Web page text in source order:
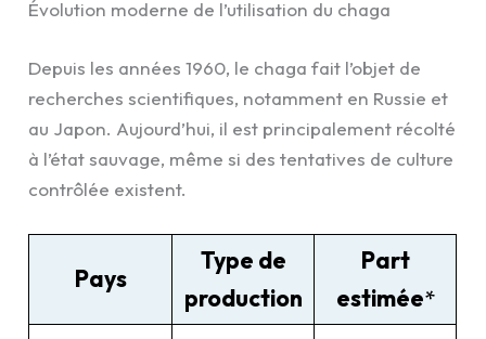
Évolution moderne de l’utilisation du chaga
Depuis les années 1960, le chaga fait l’objet de
recherches scientifiques, notamment en Russie et
au Japon. Aujourd’hui, il est principalement récolté
à l’état sauvage, même si des tentatives de culture
contrôlée existent.
Pays
Type de
production
Part
estimée*